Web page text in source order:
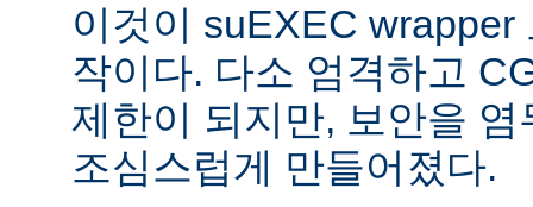
이것이 suEXEC wrapper
작이다. 다소 엄격하고
제한이 되지만, 보안을
조심스럽게 만들어졌다.